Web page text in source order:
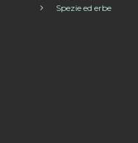
Spezie ed erbe